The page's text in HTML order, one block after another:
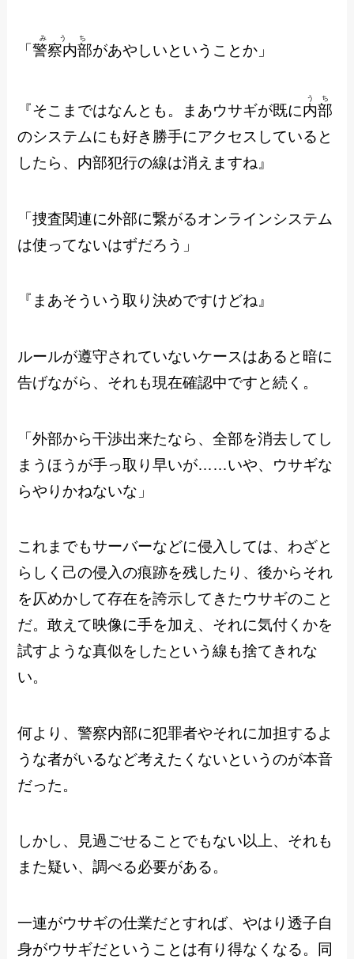
「警察内部
みうち
があやしいということか」
『そこまではなんとも。まあウサギが既に内部
うち
のシステムにも好き勝手にアクセスしていると
したら、内部犯行の線は消えますね』
「捜査関連に外部に繋がるオンラインシステム
は使ってないはずだろう」
『まあそういう取り決めですけどね』
ルールが遵守されていないケースはあると暗に
告げながら、それも現在確認中ですと続く。
「外部から干渉出来たなら、全部を消去してし
まうほうが手っ取り早いが……いや、ウサギな
らやりかねないな」
これまでもサーバーなどに侵入しては、わざと
らしく己の侵入の痕跡を残したり、後からそれ
を仄めかして存在を誇示してきたウサギのこと
だ。敢えて映像に手を加え、それに気付くかを
試すような真似をしたという線も捨てきれな
い。
何より、警察内部に犯罪者やそれに加担するよ
うな者がいるなど考えたくないというのが本音
だった。
しかし、見過ごせることでもない以上、それも
また疑い、調べる必要がある。
一連がウサギの仕業だとすれば、やはり透子自
身がウサギだということは有り得なくなる。同